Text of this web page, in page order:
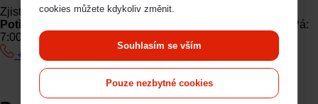
Zjistit dostupnost
Potřebujete pomoc s výběrem? Obraťte se na nás.
Po-Pá:
7:00-17:00
+420 607 210 806
cookies můžete kdykoliv změnit.
Souhlasím se vším
Pouze nezbytné cookies